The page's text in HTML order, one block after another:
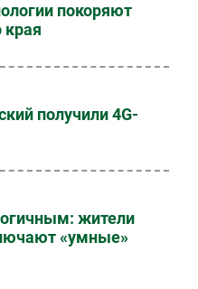
покоряют
края
получили 4G-
жители
«умные»